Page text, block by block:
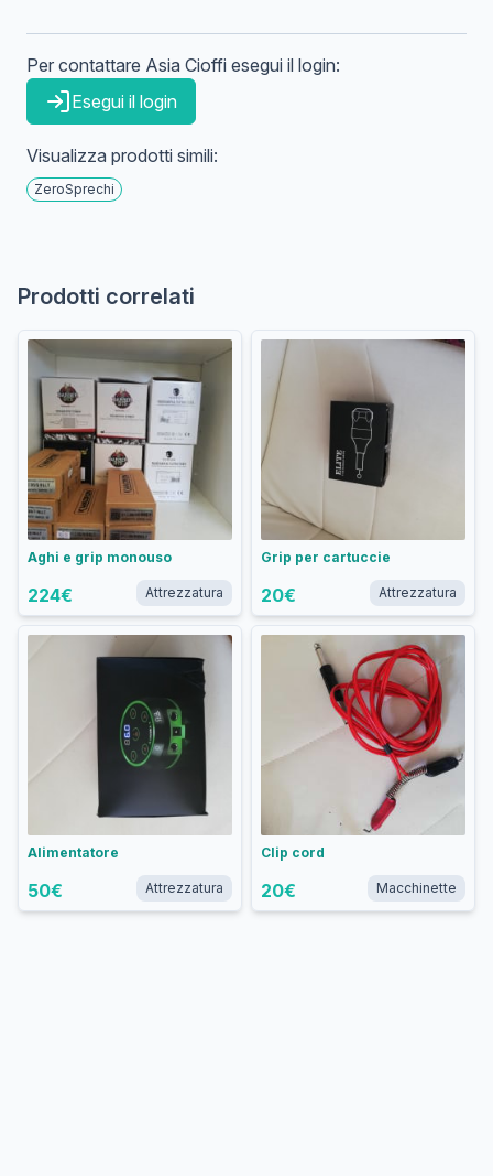
Per contattare Asia Cioffi esegui il login:
Esegui il login
Visualizza prodotti simili:
ZeroSprechi
Prodotti correlati
Aghi e grip monouso
224€ Attrezzatura
Grip per cartuccie
20€ Attrezzatura
Alimentatore
50€ Attrezzatura
Clip cord
20€ Macchinette